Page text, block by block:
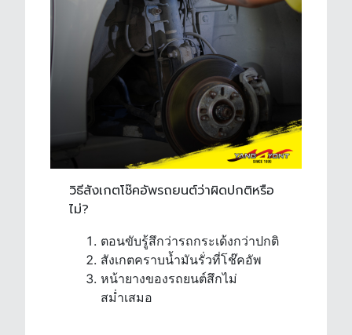
วิธีสังเกตโช๊คอัพรถยนต์ว่าผิดปกติหรือ
ไม่?
ตอนขับรู้สึกว่ารถกระเด้งกว่าปกติ
สังเกตคราบน้ำมันรั่วที่โช๊คอัพ
หน้ายางของรถยนต์สึกไม่
สม่ำเสมอ